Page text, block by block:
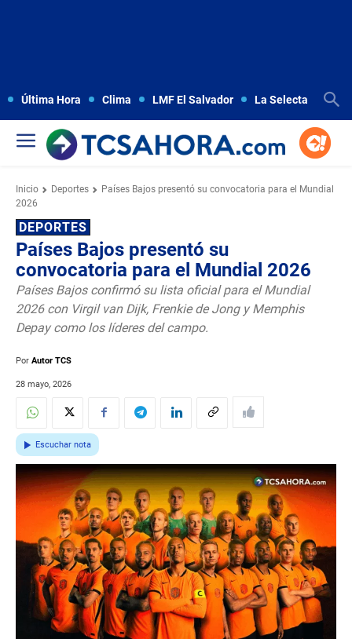
Última Hora Clima LMF El Salvador La Selecta
Inicio Deportes
Países Bajos presentó su convocatoria para el Mundial
2026
DEPORTES
Países Bajos presentó su
convocatoria para el Mundial 2026
Países Bajos confirmó su lista oficial para el Mundial
2026 con Virgil van Dijk, Frenkie de Jong y Memphis
Depay como los líderes del campo.
Por Autor TCS
28 mayo, 2026
Escuchar nota